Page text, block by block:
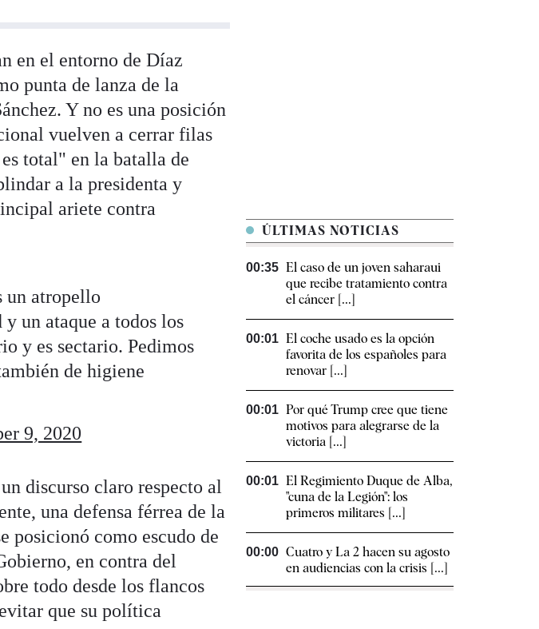
en el entorno de Díaz
punta de lanza de la
Y no es una posición
vuelven a cerrar filas
total" en la batalla de
a la presidenta y
ariete contra
un atropello
un ataque a todos los
y es sectario. Pedimos
de higiene
9, 2020
discurso claro respecto al
una defensa férrea de la
posicionó como escudo de
en contra del
todo desde los flancos
que su política
ÚLTIMAS NOTICIAS
00:35 El caso de un joven saharaui
que recibe tratamiento contra
el cáncer [...]
00:01 El coche usado es la opción
favorita de los españoles para
renovar [...]
00:01 Por qué Trump cree que tiene
motivos para alegrarse de la
victoria [...]
00:01 El Regimiento Duque de Alba,
"cuna de la Legión": los
primeros militares [...]
00:00 Cuatro y La 2 hacen su agosto
en audiencias con la crisis [...]